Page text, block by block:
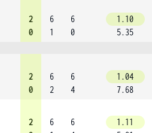
2
0
6
1
6
0
1.10
5.35
2
0
6
2
6
4
1.04
7.68
2
6
6
1.11